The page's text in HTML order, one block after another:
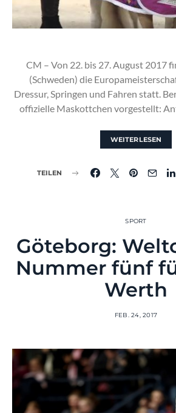
CM – Von 22. bis 27. August 2017
(Schweden) die
Dressur, Springen und Fahren statt.
offizielle Maskottchen vorgestellt:
WEITERLESEN
TEILEN
SPORT
Göteborg:
Nummer fünf
Werth
FEB. 24, 2017